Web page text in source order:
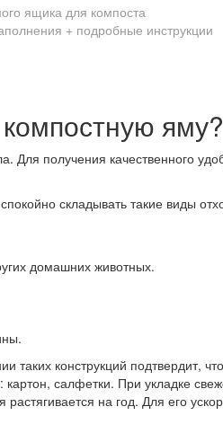
ящика для компоста
яму?
Для получения качественного
складывать такие виды
домашних животных.
конструкций подтвердит,
салфетки. При укладке
на год. Для его